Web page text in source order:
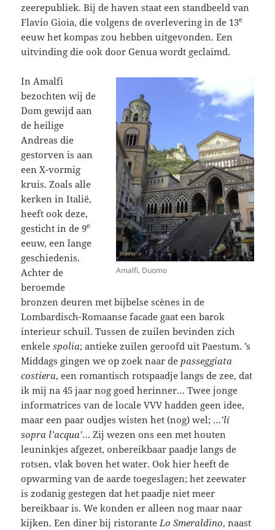
zeerepubliek. Bij de haven staat een standbeeld van
Flavio Gioia, die volgens de overlevering in de 13e
eeuw het kompas zou hebben uitgevonden. Een
uitvinding die ook door Genua wordt geclaimd.
Amalfi, Duomo
In Amalfi
bezochten wij de
Dom gewijd aan
de heilige
Andreas die
gestorven is aan
een X-vormig
kruis. Zoals alle
kerken in Italië,
heeft ook deze,
gesticht in de 9e
eeuw, een lange
geschiedenis.
Achter de
beroemde
bronzen deuren met bijbelse scènes in de
Lombardisch-Romaanse facade gaat een barok
interieur schuil. Tussen de zuilen bevinden zich
enkelespolia; antieke zuilen geroofd uit Paestum. ’s
Middags gingen we op zoek naar de passeggiata
costiera, een romantisch rotspaadje langs de zee, dat
ik mij na 45 jaar nog goed herinner… Twee jonge
informatrices van de locale VVV hadden geen idee,
maar een paar oudjes wisten het (nog) wel; …’lí
sopra l’acqua’… Zij wezen ons een met houten
leuninkjes afgezet, onbereikbaar paadje langs de
rotsen, vlak boven het water. Ook hier heeft de
opwarming van de aarde toegeslagen; het zeewater
is zodanig gestegen dat het paadje niet meer
bereikbaar is. We konden er alleen nog maar naar
kijken. Een diner bij ristorante Lo Smeraldino, naast